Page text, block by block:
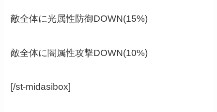
敵全体に光属性防御DOWN(15%)
敵全体に闇属性攻撃DOWN(10%)
[/st-midasibox]